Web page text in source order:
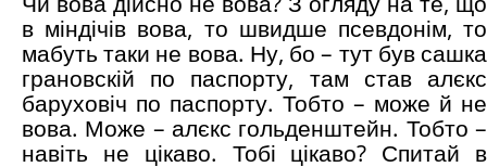
в міндічів вова, то швидше псевдонім, то
мабуть таки не вова. Ну, бо – тут був сашка
грановскій по паспорту, там став алєкс
баруховіч по паспорту. Тобто – може й не
вова. Може – алєкс гольденштейн. Тобто –
навіть не цікаво. Тобі цікаво? Спитай в